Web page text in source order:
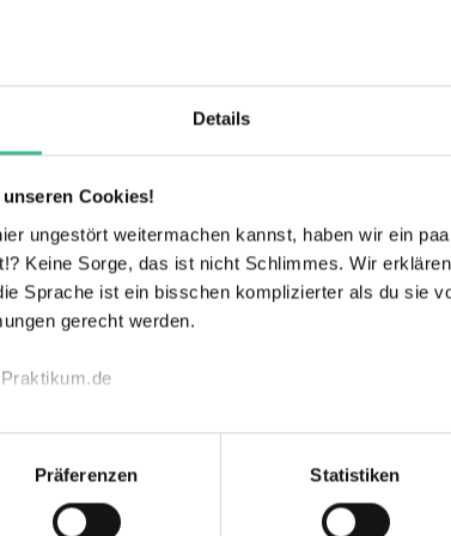
Details
Cookies!
ungestört weitermachen kannst, haben wir ein
Keine Sorge, das ist nicht Schlimmes. Wir
Sprache ist ein bisschen komplizierter als du sie
gerecht werden.
Funktion unserer Webseite („Notwendig“), um
zu speichern ( „Präferenzen“), die Zugriffe auf
deiner Verwendung unserer Website an unsere
Inhalte und Anzeigen zu personalisieren
Präferenzen Statistiken